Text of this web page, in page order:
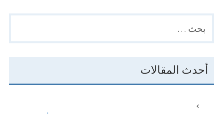
SIDEBAR
البحث
عن:
أحدث المقالات